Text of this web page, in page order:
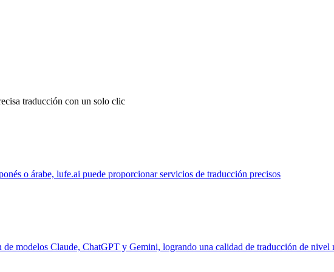
traducción con un solo clic
o árabe, lufe.ai puede proporcionar servicios de traducción precisos
modelos Claude, ChatGPT y Gemini, logrando una calidad de traducción de nivel